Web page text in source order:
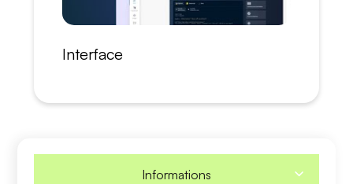
Interface
Informations